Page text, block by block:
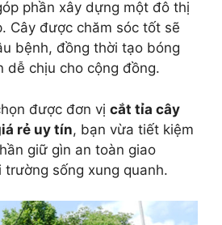
phần xây dựng một đô thị
Cây được chăm sóc tốt sẽ
bệnh, đồng thời tạo bóng
dễ chịu cho cộng đồng.
được đơn vị cắt tỉa cây
rẻ uy tín, bạn vừa tiết kiệm
giữ gìn an toàn giao
sống xung quanh.